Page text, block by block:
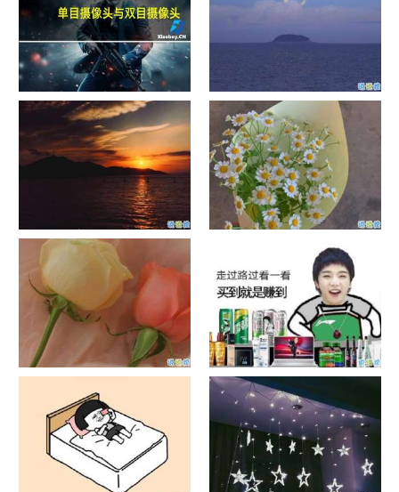
单目摄像头与双目摄像头
晚安励志语录带图片 晚安心语
励志鸡汤
日出文案温柔句子 看日出的微
信说说配图
晒风景照的唯美说说配图 适合
发风景的朋友圈文案
官宣恋爱的说说配图 官宣句子
抖音摆地摊文案 摆地摊的搞笑
说说带图片